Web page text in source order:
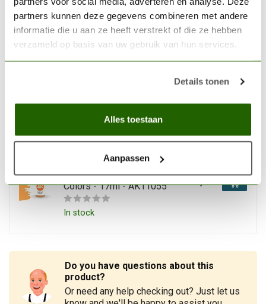
partners kunnen deze gegevens combineren met andere
informatie die u aan ze heeft verstrekt of die ze hebben
verzameld op basis van uw gebruik van hun services.
Details tonen
Alles toestaan
Aanpassen
(Chipping) Acrylic Modelling
€2,75
AK interactive Sunny Skin
Tone Acrylic Modelling
Colors - 17ml - AK11055
In stock
€2,75
Do you have questions about this
product?
Or need any help checking out? Just let us